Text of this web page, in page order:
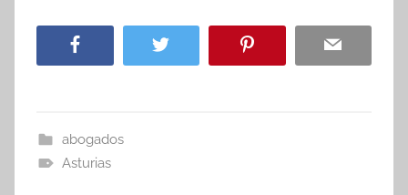
abogados
Asturias